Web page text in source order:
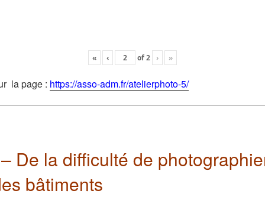
« ‹ of2 › »
la page : https://asso-adm.fr/atelierphoto-5/
De la difficulté de
bâtiments